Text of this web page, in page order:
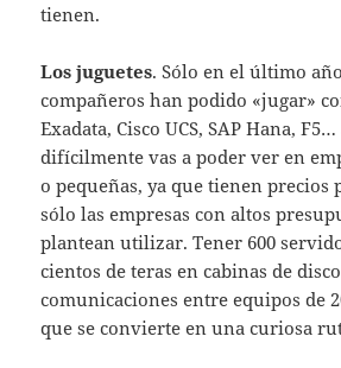
tienen.
Los juguetes. Sólo en el último
compañeros han podido «jugar»
Exadata, Cisco UCS, SAP Hana,
difícilmente vas a poder ver en
o pequeñas, ya que tienen
sólo las empresas con altos
plantean utilizar. Tener 600
cientos de teras en cabinas de
comunicaciones entre equipos de
que se convierte en una curiosa